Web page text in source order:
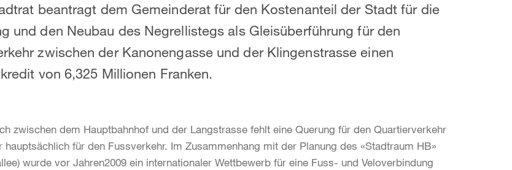
beantragt dem Gemeinderat für den Kostenanteil der Stadt für die
und den Neubau des Negrellistegs als Gleisüberführung für den
zwischen der Kanonengasse und der Klingenstrasse einen
von 6,325 Millionen Franken.
zwischen dem Hauptbahnhof und der Langstrasse fehlt eine Querung für den Quartierverkehr
hauptsächlich für den Fussverkehr. Im Zusammenhang mit der Planung des «Stadtraum HB»
wurde vor Jahren2009 ein internationaler Wettbewerb für eine Fuss- und Veloverbindung